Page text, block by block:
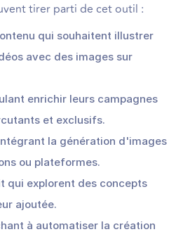
tirer parti de cet outil :
qui souhaitent illustrer
avec des images sur
enrichir leurs campagnes
et exclusifs.
la génération d'images
ou plateformes.
qui explorent des concepts
ajoutée.
à automatiser la création